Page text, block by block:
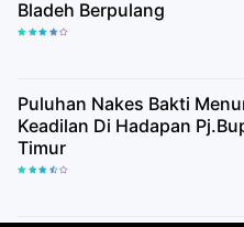
Bladeh Berpulang
Puluhan Nakes Bakti
Keadilan Di Hadapan
Timur